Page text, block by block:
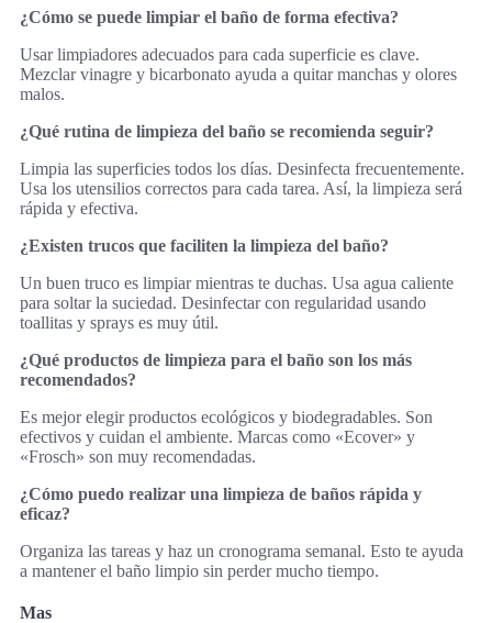
¿Cómo se puede limpiar el baño de forma efectiva?
Usar limpiadores adecuados para cada superficie es clave.
Mezclar vinagre y bicarbonato ayuda a quitar manchas y olores
malos.
¿Qué rutina de limpieza del baño se recomienda seguir?
Limpia las superficies todos los días. Desinfecta frecuentemente.
Usa los utensilios correctos para cada tarea. Así, la limpieza será
rápida y efectiva.
¿Existen trucos que faciliten la limpieza del baño?
Un buen truco es limpiar mientras te duchas. Usa agua caliente
para soltar la suciedad. Desinfectar con regularidad usando
toallitas y sprays es muy útil.
¿Qué productos de limpieza para el baño son los más
recomendados?
Es mejor elegir productos ecológicos y biodegradables. Son
efectivos y cuidan el ambiente. Marcas como «Ecover» y
«Frosch» son muy recomendadas.
¿Cómo puedo realizar una limpieza de baños rápida y
eficaz?
Organiza las tareas y haz un cronograma semanal. Esto te ayuda
a mantener el baño limpio sin perder mucho tiempo.
Mas